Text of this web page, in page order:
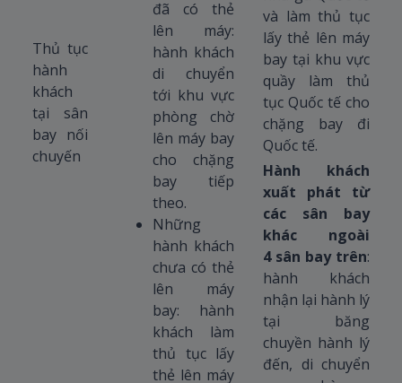
Thủ tục
hành
khách
tại sân
bay nối
chuyến
đã có thẻ
lên máy:
hành khách
di chuyển
tới khu vực
phòng chờ
lên máy bay
cho chặng
bay tiếp
theo.
Những
hành khách
chưa có thẻ
lên máy
bay: hành
khách làm
thủ tục lấy
thẻ lên máy
và làm thủ tục
lấy thẻ lên máy
bay tại khu vực
quầy làm thủ
tục Quốc tế cho
chặng bay đi
Quốc tế.
Hành khách
xuất phát từ
các sân bay
khác ngoài
4 sân bay trên:
hành khách
nhận lại hành lý
tại băng
chuyền hành lý
đến, di chuyển